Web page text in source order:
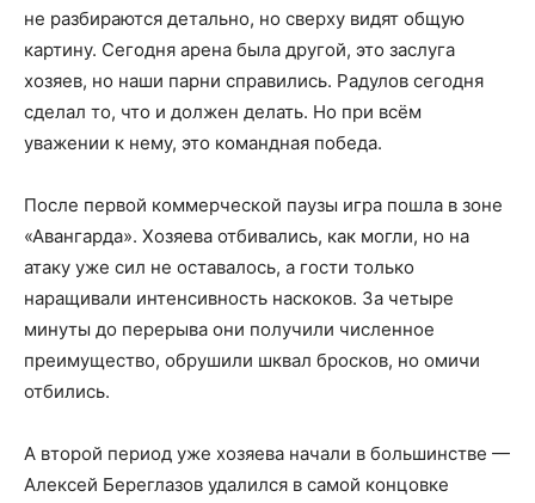
не разбираются детально, но сверху видят общую
картину. Сегодня арена была другой, это заслуга
хозяев, но наши парни справились. Радулов сегодня
сделал то, что и должен делать. Но при всём
уважении к нему, это командная победа.
После первой коммерческой паузы игра пошла в зоне
«Авангарда». Хозяева отбивались, как могли, но на
атаку уже сил не оставалось, а гости только
наращивали интенсивность наскоков. За четыре
минуты до перерыва они получили численное
преимущество, обрушили шквал бросков, но омичи
отбились.
А второй период уже хозяева начали в большинстве —
Алексей Береглазов удалился в самой концовке